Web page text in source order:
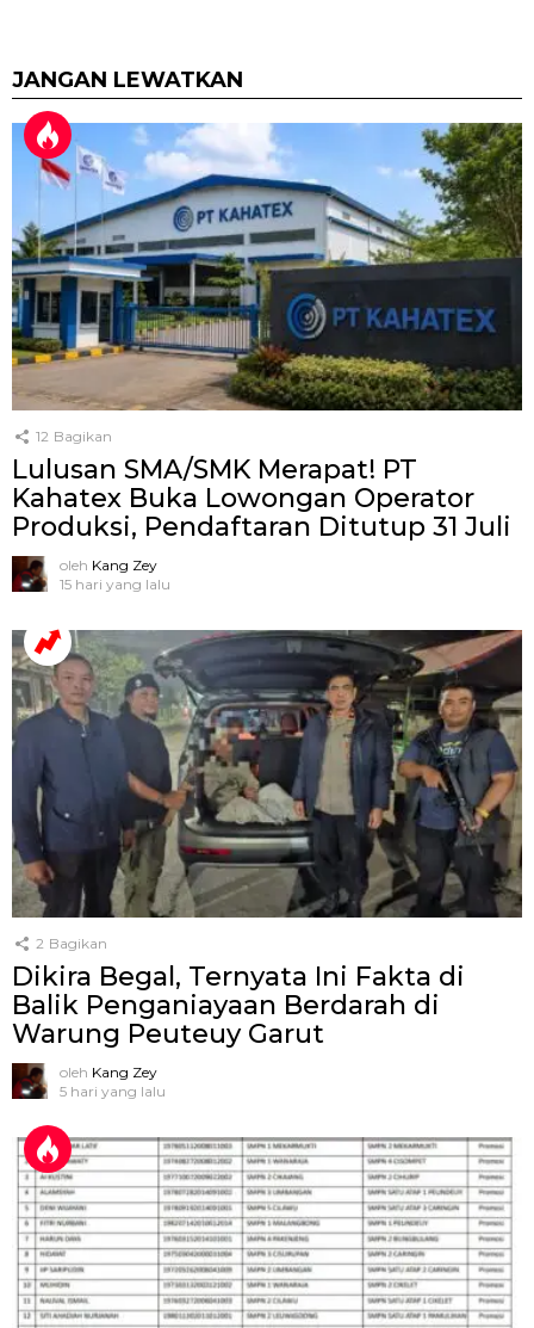
JANGAN LEWATKAN
12 Bagikan
Lulusan SMA/SMK Merapat! PT
Kahatex Buka Lowongan Operator
Produksi, Pendaftaran Ditutup 31 Juli
oleh Kang Zey
15 hari yang lalu
2 Bagikan
Dikira Begal, Ternyata Ini Fakta di
Balik Penganiayaan Berdarah di
Warung Peuteuy Garut
oleh Kang Zey
5 hari yang lalu